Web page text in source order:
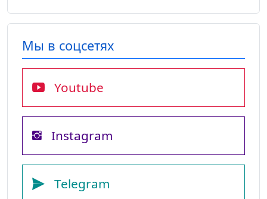
Мы в соцсетях
Youtube
Instagram
Telegram